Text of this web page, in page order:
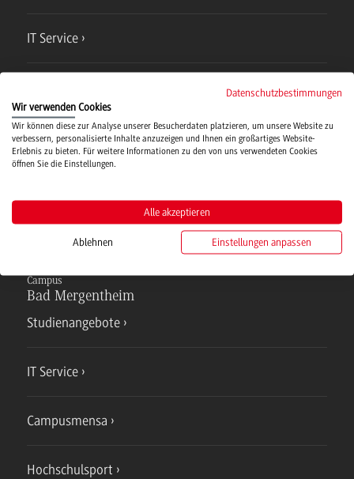
IT Service
Hochschulsport
Campus
Bad Mergentheim
Studienangebote
IT Service
Campusmensa
Hochschulsport
Datenschutzbestimmungen
Wir verwenden Cookies
Wir können diese zur Analyse unserer Besucherdaten platzieren, um unsere Website zu
verbessern, personalisierte Inhalte anzuzeigen und Ihnen ein großartiges Website-
Erlebnis zu bieten. Für weitere Informationen zu den von uns verwendeten Cookies
öffnen Sie die Einstellungen.
Alle akzeptieren
Ablehnen Einstellungen anpassen